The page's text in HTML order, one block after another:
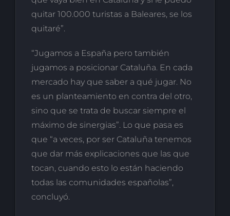
quitar 100.000 turistas a Baleares, se los
quitaré”.
“Jugamos a España pero también
jugamos a posicionar Cataluña. En cada
mercado hay que saber a qué jugar. No
es un planteamiento en contra del otro,
sino que se trata de buscar siempre el
máximo de sinergias”. Lo que pasa es
que “a veces, por ser Cataluña tenemos
que dar más explicaciones que las que
tocan, cuando esto lo están haciendo
todas las comunidades españolas”,
concluyó.